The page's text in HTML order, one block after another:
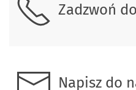
Zadzwoń
Napisz do